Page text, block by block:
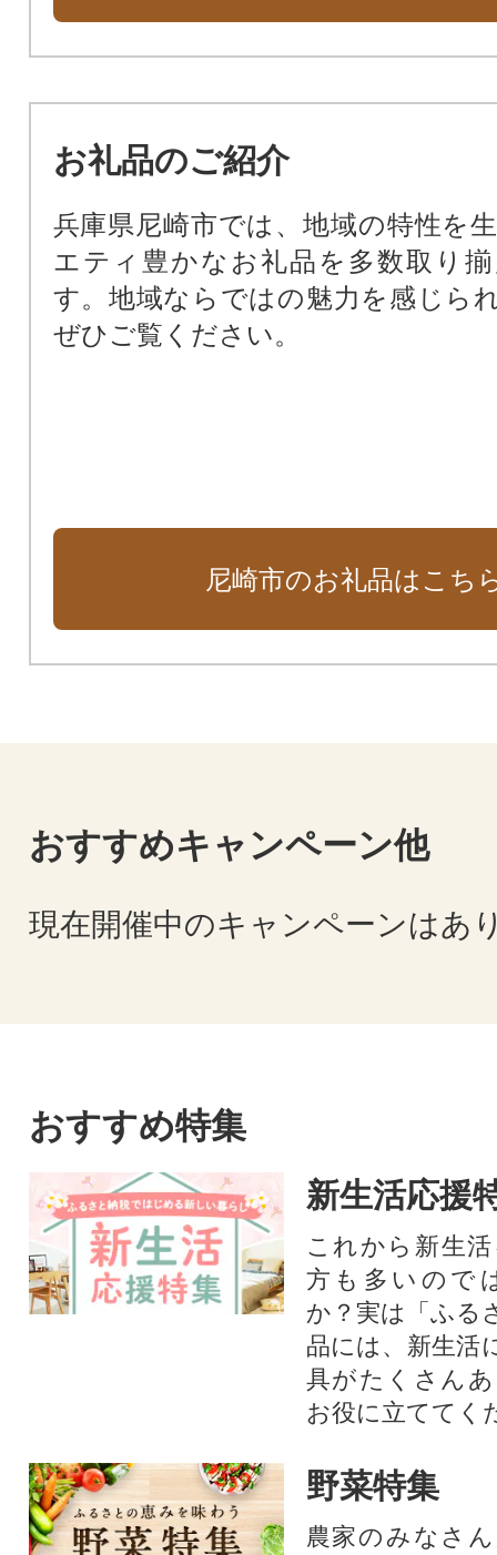
動物愛護のために（動物愛護基金）
新しい本庁舎を建設（新本庁舎建設
基金）
尼崎の歴史文化を次世代に受け継
化財保存活用基金）
阪神タイガースファーム施設周辺
田南公園周辺地域活性化基金）
お礼品のご紹介
兵庫県尼崎市では、地域の特性を
エティ豊かなお礼品を多数取り
す。地域ならではの魅力を感じら
ぜひご覧ください。
尼崎市のお礼品はこち
おすすめキャンペーン他
現在開催中のキャンペーンはあ
おすすめ特集
新生活応援
これから新生
方も多いので
か？実は「ふる
品には、新生活
具がたくさん
お役に立ててく
野菜特集
農家のみなさ